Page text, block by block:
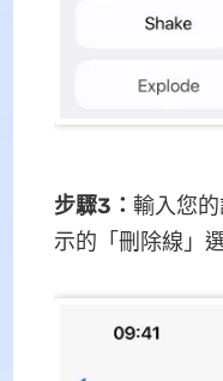
步驟3 ： 輸入您
示的「刪除線」